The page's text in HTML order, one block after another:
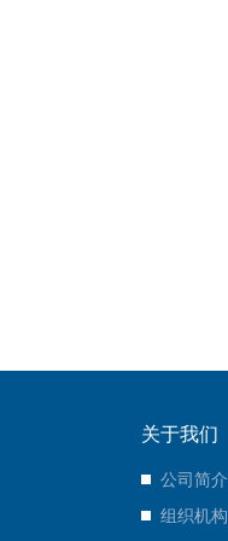
关于我们
公司简介
组织机构